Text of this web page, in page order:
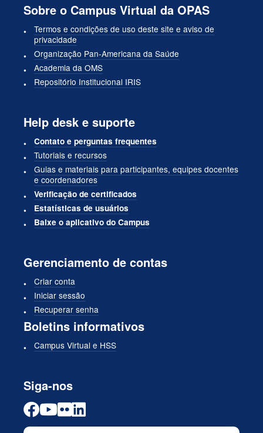
Sobre o Campus Virtual da OPAS
Termos e condições de uso deste site e aviso de
privacidade
Organização Pan-Americana da Saúde
Academia da OMS
Repositório Institucional IRIS
Help desk e suporte
Contato e perguntas frequentes
Tutoriais e recursos
Guias e materiais para participantes, equipes docentes
e coordenadores
Verificação de certificados
Estatísticas de usuários
Baixe o aplicativo do Campus
Gerenciamento de contas
Criar conta
Iniciar sessão
Recuperar senha
Boletins informativos
Campus Virtual e HSS
Siga-nos